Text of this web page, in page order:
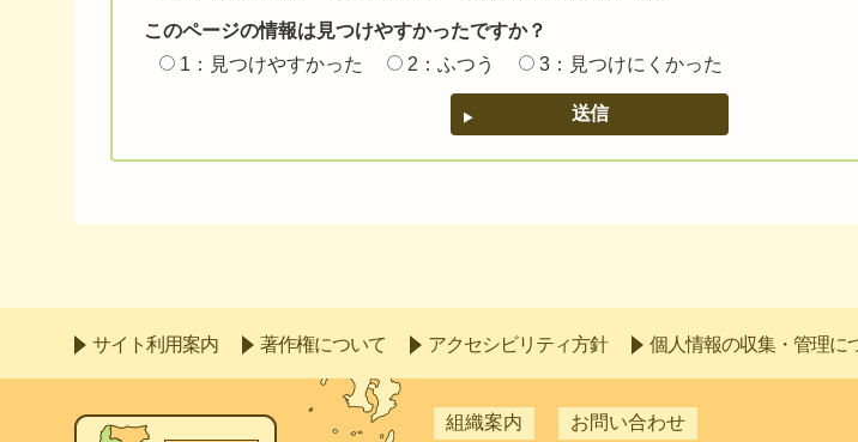
このページの情報は見つけやすかったですか？
1：見つけやすかった
2：ふつう 3：見つけにくかった
サイト利用案内 著作権について アクセシビリティ方針 個人情報の収集・管理に
組織案内 お問い合わせ